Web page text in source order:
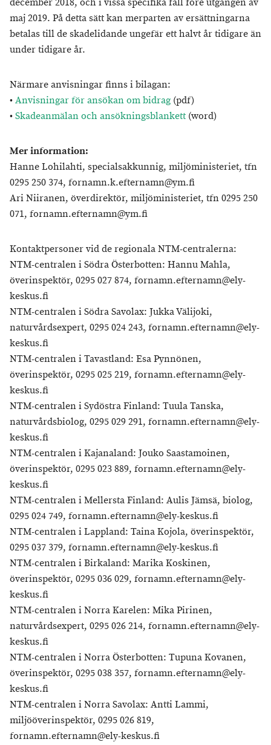
december 2018, och i vissa specifika fall före utgången av
maj 2019. På detta sätt kan merparten av ersättningarna
betalas till de skadelidande ungefär ett halvt år tidigare än
under tidigare år.
Närmare anvisningar finns i bilagan:
•Anvisningar för ansökan om bidrag (pdf)
•Skadeanmälan och ansökningsblankett (word)
Mer information:
Hanne Lohilahti, specialsakkunnig, miljöministeriet, tfn
0295 250 374, fornamn.k.efternamn@ym.fi
Ari Niiranen, överdirektör, miljöministeriet, tfn 0295 250
071, fornamn.efternamn@ym.fi
Kontaktpersoner vid de regionala NTM-centralerna:
NTM-centralen i Södra Österbotten: Hannu Mahla,
överinspektör, 0295 027 874, fornamn.efternamn@ely-
keskus.fi
NTM-centralen i Södra Savolax: Jukka Välijoki,
naturvårdsexpert, 0295 024 243, fornamn.efternamn@ely-
keskus.fi
NTM-centralen i Tavastland: Esa Pynnönen,
överinspektör, 0295 025 219, fornamn.efternamn@ely-
keskus.fi
NTM-centralen i Sydöstra Finland: Tuula Tanska,
naturvårdsbiolog, 0295 029 291, fornamn.efternamn@ely-
keskus.fi
NTM-centralen i Kajanaland: Jouko Saastamoinen,
överinspektör, 0295 023 889, fornamn.efternamn@ely-
keskus.fi
NTM-centralen i Mellersta Finland: Aulis Jämsä, biolog,
0295 024 749, fornamn.efternamn@ely-keskus.fi
NTM-centralen i Lappland: Taina Kojola, överinspektör,
0295 037 379, fornamn.efternamn@ely-keskus.fi
NTM-centralen i Birkaland: Marika Koskinen,
överinspektör, 0295 036 029, fornamn.efternamn@ely-
keskus.fi
NTM-centralen i Norra Karelen: Mika Pirinen,
naturvårdsexpert, 0295 026 214, fornamn.efternamn@ely-
keskus.fi
NTM-centralen i Norra Österbotten: Tupuna Kovanen,
överinspektör, 0295 038 357, fornamn.efternamn@ely-
keskus.fi
NTM-centralen i Norra Savolax: Antti Lammi,
miljööverinspektör, 0295 026 819,
fornamn.efternamn@ely-keskus.fi